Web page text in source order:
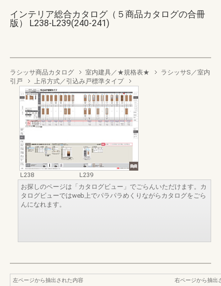
インテリア総合カタログ（５商品カタログの合冊
版） L238-L239(240-241)
ラシッサ商品カタログ 室内建具／★規格表★
ラシッサS／室内
引戸
上吊方式／引込み戸標準タイプ
L238
L239
お探しのページは「カタログビュー」でごらんいただけます。カ
タログビューではweb上でパラパラめくりながらカタログをごら
んになれます。
左ページから抽出された内容
右ページから抽出